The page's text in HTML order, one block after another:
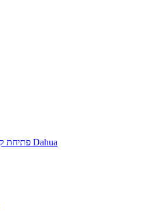
פתיחת קריאת שירות מצלמות אבטחה Dahua